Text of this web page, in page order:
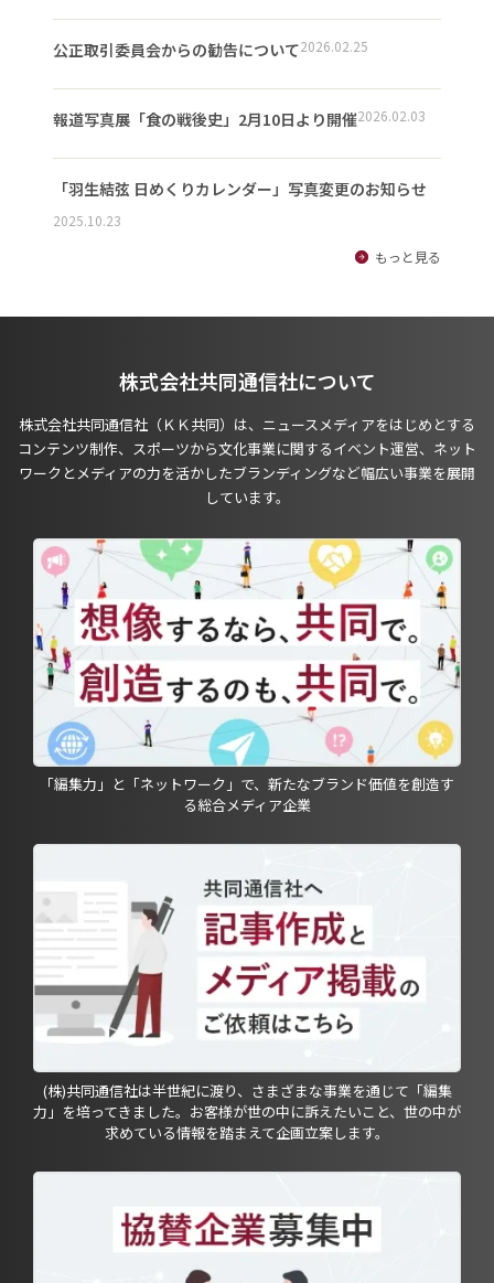
公正取引委員会からの勧告について2026.02.25
報道写真展「食の戦後史」2月10日より開催2026.02.03
「羽生結弦 日めくりカレンダー」写真変更のお知らせ
2025.10.23
もっと見る
株式会社共同通信社について
株式会社共同通信社（ＫＫ共同）は、ニュースメディアをはじめとする
コンテンツ制作、スポーツから文化事業に関するイベント運営、ネット
ワークとメディアの力を活かしたブランディングなど幅広い事業を展開
しています。
「編集力」と「ネットワーク」で、新たなブランド価値を創造す
る総合メディア企業
(株)共同通信社は半世紀に渡り、さまざまな事業を通じて「編集
力」を培ってきました。お客様が世の中に訴えたいこと、世の中が
求めている情報を踏まえて企画立案します。